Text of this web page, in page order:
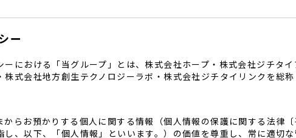
ー
における「当グループ」とは、株式会社ホープ・株式会社ジチタ
株式会社地方創生テクノロジーラボ・株式会社ジチタイリンクを総称
からお預かりする個人に関する情報（個人情報の保護に関する法律
し、以下、「個人情報」といいます。）の価値を尊重し、常に適切